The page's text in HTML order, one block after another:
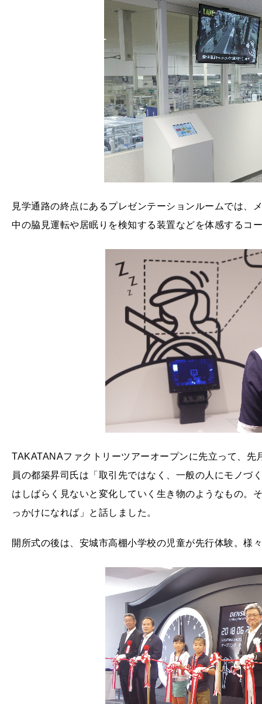
見学通路の終点にあるプレゼンテーションルームでは、
中の脇見運転や居眠りを検知する装置などを体感するコ
TAKATANAファクトリーツアーオープンに先立って、
員の都築昇司氏は「取引先ではなく、一般の人にモノづ
はしばらく見ないと変化していく生き物のようなもの。
っかけになれば」と話しました。
開所式の後は、安城市高棚小学校の児童が先行体験。様